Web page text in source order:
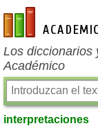
es-academic.com
Los diccionarios
Académico
interpretaciones